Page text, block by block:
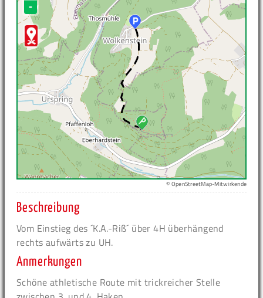
-
© OpenStreetMap-Mitwirkende
Beschreibung
Vom Einstieg des ´K.A.-Riß´ über 4H überhängend
rechts aufwärts zu UH.
Anmerkungen
Schöne athletische Route mit trickreicher Stelle